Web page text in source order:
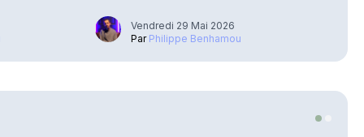
Vendredi 29 Mai 2026
Par Philippe Benhamou